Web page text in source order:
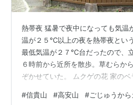
熱帯夜 猛暑で夜中になっても気温
温が２５℃以上の夜を熱帯夜とい
最低気温が２７℃台だったので、
６時前から近所を散歩。草むらか
ぞかせていた。 ムクゲの花 家のベ
鳥だろうか。 ハクセキレイ 信貴山
#信貴山 #高安山 #ごじゅうか